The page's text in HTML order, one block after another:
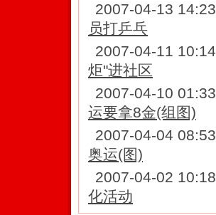
2007-04-13 14:23
员打乒乓
2007-04-11 10:14
炬"进社区
2007-04-10 01:33
运要拿8金(组图)
2007-04-04 08:53
奥运(图)
2007-04-02 10:18
化活动